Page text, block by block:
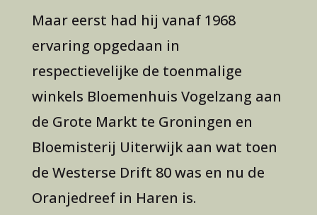
Maar eerst had hij vanaf 1968
ervaring opgedaan in
respectievelijke de toenmalige
winkels Bloemenhuis Vogelzang aan
de Grote Markt te Groningen en
Bloemisterij Uiterwijk aan wat toen
de Westerse Drift 80 was en nu de
Oranjedreef in Haren is.